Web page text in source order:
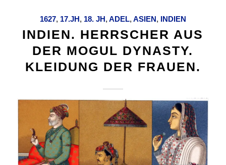
1627, 17.JH, 18. JH,ADEL,ASIEN, INDIEN
INDIEN. HERRSCHER AUS
DER MOGUL DYNASTY.
KLEIDUNG DER FRAUEN.